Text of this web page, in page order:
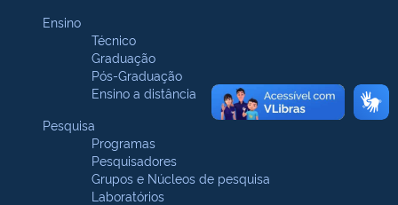
Ensino
Técnico
Graduação
Pós-Graduação
Ensino a distância
Pesquisa
Programas
Pesquisadores
Grupos e Núcleos de pesquisa
Laboratórios